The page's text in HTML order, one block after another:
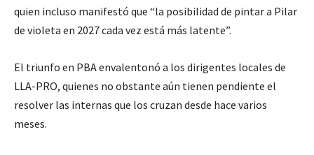
quien incluso manifestó que “la posibilidad de pintar a Pilar
de violeta en 2027 cada vez está más latente”.
El triunfo en PBA envalentonó a los dirigentes locales de
LLA-PRO, quienes no obstante aún tienen pendiente el
resolver las internas que los cruzan desde hace varios
meses.